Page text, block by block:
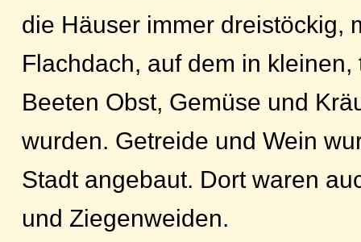
die Häuser immer dreistöckig,
Flachdach, auf dem in
Beeten Obst, Gemüse und
wurden. Getreide und Wein
Stadt angebaut. Dort waren
und Ziegenweiden.